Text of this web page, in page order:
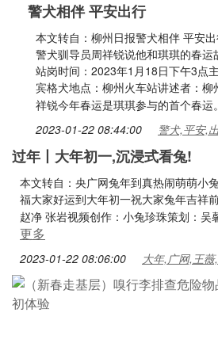
警犬相伴 平安出行
本文转自：柳州日报警犬相伴 平安
警犬驯导员周祥锐说他和琪琪的春
站岗时间：2023年1月18日下午3点
宾格犬地点：柳州火车站讲述者：
祥锐今年春运是琪琪参与的首个春运
2023-01-22 08:44:00 警犬,平安,
过年丨大年初一,沉浸式看兔!
本文转自：央广网兔年到真热闹萌萌小
福大家好运到大年初一祝大家兔年吉祥
赵净 张岩视频创作：小兔珍珠策划：吴
更多
2023-01-22 08:06:00 大年,广网,王